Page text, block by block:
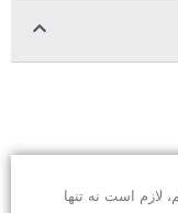
است نه تنها